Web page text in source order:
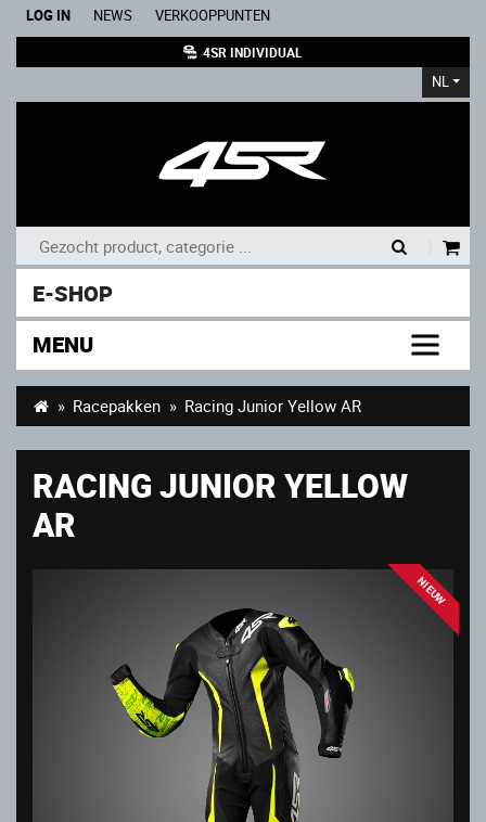
LOG IN NEWS VERKOOPPUNTEN
4SR INDIVIDUAL
NL
E-SHOP
MENU
Racepakken Racing Junior Yellow AR
RACING JUNIOR YELLOW
AR
NIEUW